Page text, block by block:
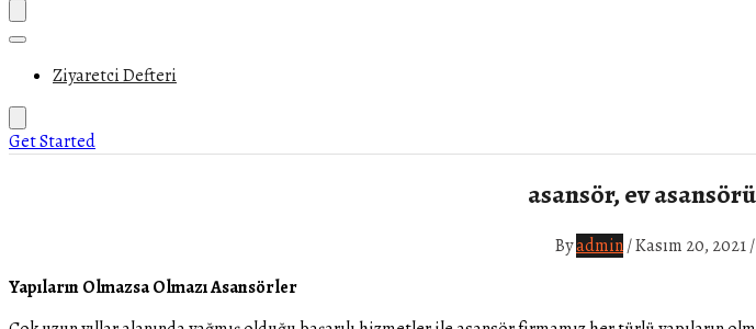
Ziyaretci Defteri
Get Started
asansör, ev
Byadmin/Kasım 20, 2021/
Yapıların Olmazsa Olmazı Asansörler